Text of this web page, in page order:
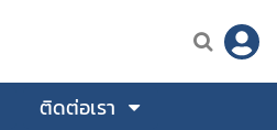
ติดต่อเรา